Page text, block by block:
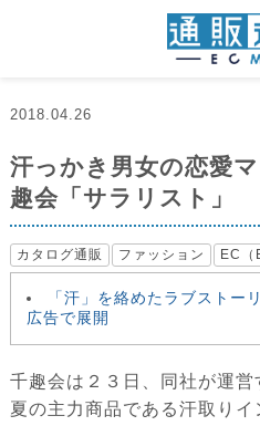
2018.04.26
汗っかき男女の恋愛
趣会「サラリスト」
カタログ通販 ファッション EC（
「汗」を絡めたラブストー
広告で展開
千趣会は２３日、同社が運
夏の主力商品である汗取りイ